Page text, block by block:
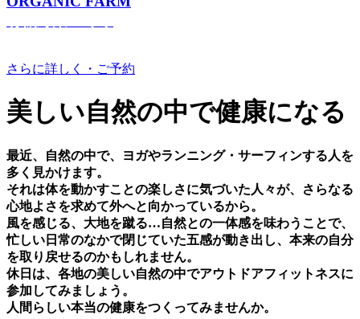
さらに詳しく・ご予約
美しい⾃然の中で健康になる
最近、⾃然の中で、ヨガやランニング・サーフィンする⼈を
多く⾒かけます。
それは体を動かすことの楽しさに気づいた⼈々が、さらなる
⼼地よさを求めて外へと向かっているから。
⾵を感じる、⼤地を蹴る…⾃然との⼀体感を味わうことで、
忙しい⽇常のなかで閉じていた五感が動き出し、本来の⾃分
を取り戻せるのかもしれません。
休⽇は、各地の美しい⾃然の中でアウトドアフィットネスに
参加してみましょう。
⼈間らしい本当の健康をつくってみませんか。